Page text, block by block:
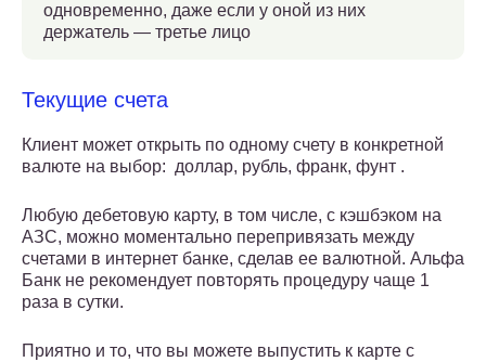
одновременно, даже если у оной из них
держатель — третье лицо
Текущие счета
Клиент может открыть по одному счету в конкретной
валюте на выбор: доллар, рубль, франк, фунт .
Любую дебетовую карту, в том числе, с кэшбэком на
АЗС, можно моментально перепривязать между
счетами в интернет банке, сделав ее валютной. Альфа
Банк не рекомендует повторять процедуру чаще 1
раза в сутки.
Приятно и то, что вы можете выпустить к карте с